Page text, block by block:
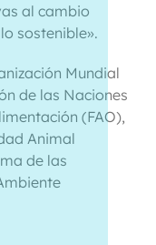
al cambio
sostenible».
Mundial
de las Naciones
(FAO),
Animal
de las